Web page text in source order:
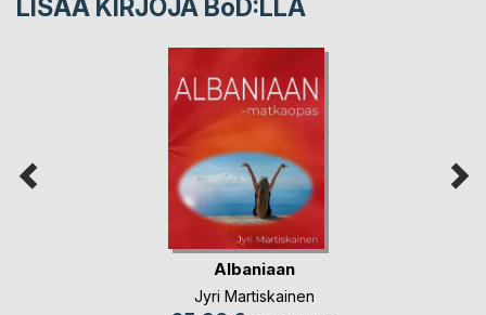
LISÄÄ KIRJOJA BoD:LLA
Albaniaan
Jyri Martiskainen